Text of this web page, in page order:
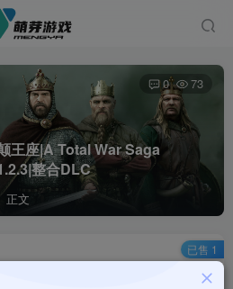
王座|A Total War Saga
整合DLC
正文
0 73
已售 1